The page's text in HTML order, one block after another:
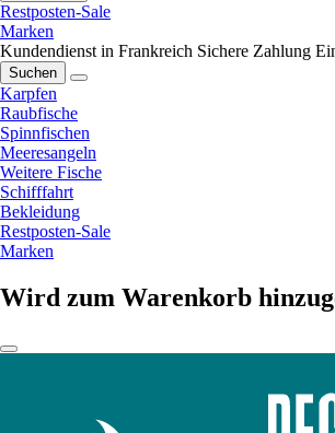
Restposten-Sale
Marken
Kundendienst in Frankreich Sichere Zahlung
Suchen
Karpfen
Raubfische
Spinnfischen
Meeresangeln
Weitere Fische
Schifffahrt
Bekleidung
Restposten-Sale
Marken
Wird zum Warenkorb